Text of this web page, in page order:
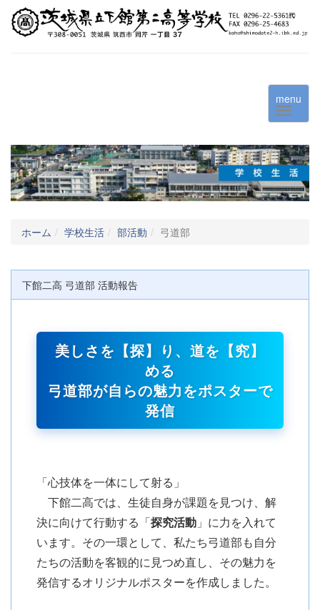
menu
ホーム 学校生活 部活動 弓道部
下館二高 弓道部 活動報告
美しさを【探】り、道を【究】
める
弓道部が自らの魅力をポスターで
発信
「心技体を一体にして射る」
下館二高では、生徒自身が課題を見つけ、解
決に向けて行動する「探究活動 」に力を入れて
います。その一環として、私たち弓道部も自分
たちの活動を客観的に見つめ直し、その魅力を
発信するオリジナルポスターを作成しました。